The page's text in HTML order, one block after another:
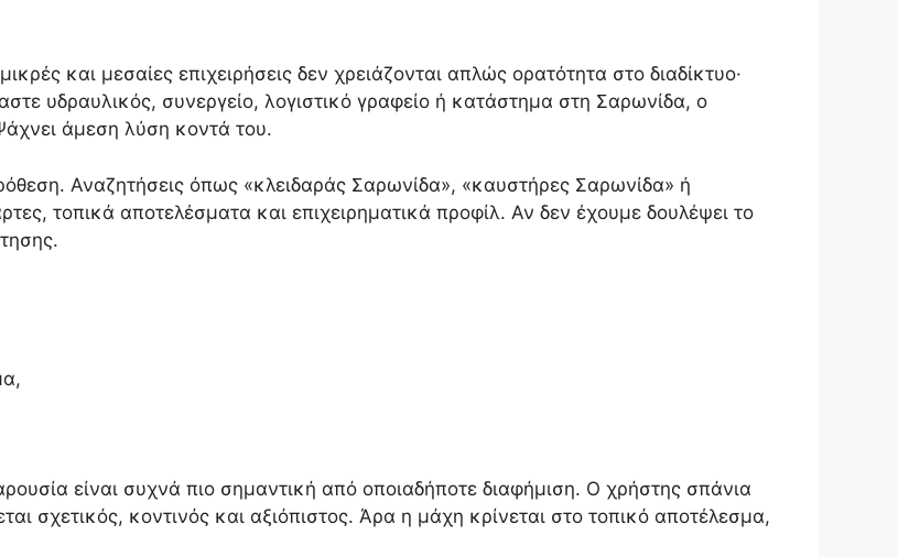
και μεσαίες επιχειρήσεις δεν χρειάζονται απλώς ορατότητα στο διαδίκτυο·
υδραυλικός, συνεργείο, λογιστικό γραφείο ή κατάστημα στη Σαρωνίδα, ο
άμεση λύση κοντά του.
Αναζητήσεις όπως «κλειδαράς Σαρωνίδα», «καυστήρες Σαρωνίδα» ή
τοπικά αποτελέσματα και επιχειρηματικά προφίλ. Αν δεν έχουμε δουλέψει το
είναι συχνά πιο σημαντική από οποιαδήποτε διαφήμιση. Ο χρήστης σπάνια
σχετικός, κοντινός και αξιόπιστος. Άρα η μάχη κρίνεται στο τοπικό αποτέλεσμα,